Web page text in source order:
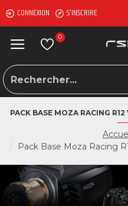
CONNEXION S'INSCRIRE
0
Pack Base Moza Racing
PACK BASE MOZA RACING